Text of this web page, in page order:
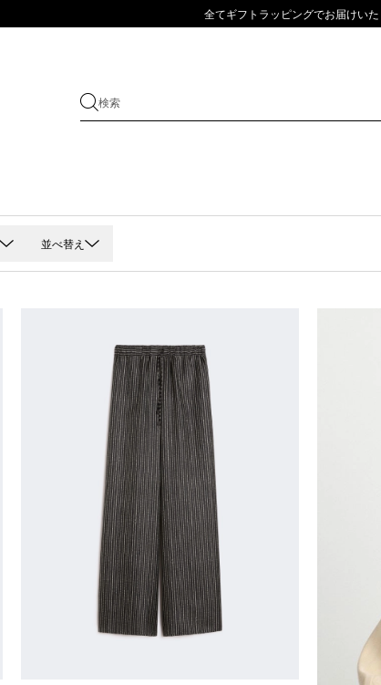
全てギフトラッピングでお届けい
ダブル
テクニカルファブリック
ビスコースレーヨン
ポプリン
リネン・ラミー
レザー
トレンチ
ニット・セーター
バスケットウィーブ
フレア
ブラウス
ブレザー
プリーツ
ベルト付き
レギュラー
ワイド
並べ替え